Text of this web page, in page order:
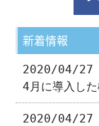
新着情報
2020/04/27
4月に導入し
2020/04/27